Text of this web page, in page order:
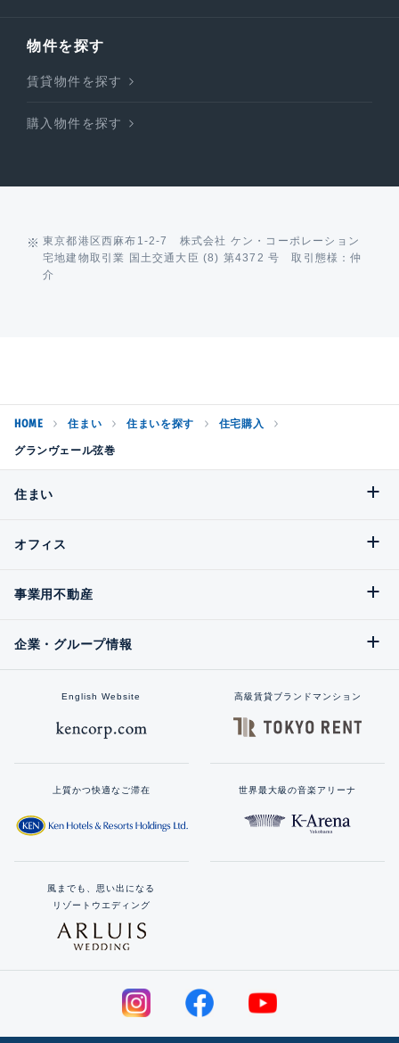
物件を探す
賃貸物件を探す
購入物件を探す
東京都港区西麻布1-2-7 株式会社 ケン・コーポレーション
宅地建物取引業 国土交通大臣 (8) 第4372 号 取引態様：仲
介
HOME 住まい 住まいを探す 住宅購入
グランヴェール弦巻
住まい
オフィス
事業用不動産
企業・グループ情報
English Website 高級賃貸ブランドマンション
上質かつ快適なご滞在 世界最大級の音楽アリーナ
風までも、思い出になる
リゾートウエディング